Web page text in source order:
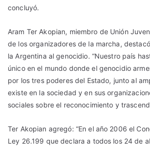
concluyó.
Aram Ter Akopian, miembro de Unión
de los organizadores de la marcha,
la Argentina al genocidio. “Nuestro país
único en el mundo donde el genocidio
por los tres poderes del Estado, junto al
existe en la sociedad y en sus
sociales sobre el reconocimiento y
Ter Akopian agregó: “En el año 2006 el
Ley 26.199 que declara a todos los 24 de